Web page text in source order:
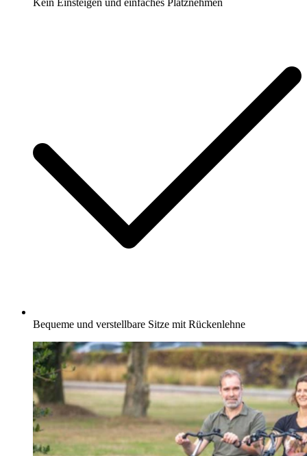
Kein Einsteigen und einfaches Platznehmen
Bequeme und verstellbare Sitze mit Rückenlehne